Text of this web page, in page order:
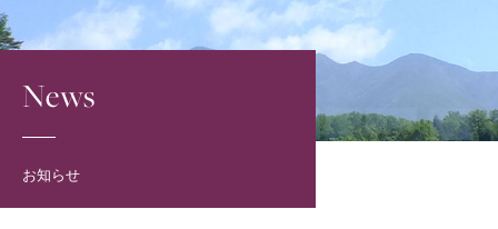
News
お知らせ